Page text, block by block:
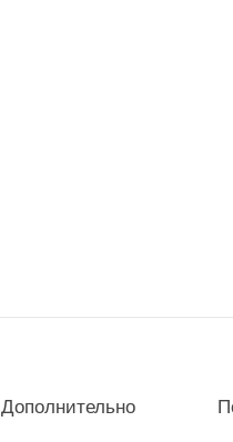
Дополнительно